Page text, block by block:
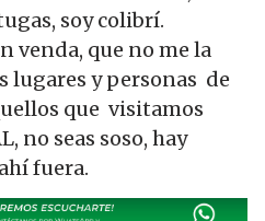
soy colibrí.
venda, que no me la
lugares y personas de
que visitamos
no seas soso, hay
fuera.